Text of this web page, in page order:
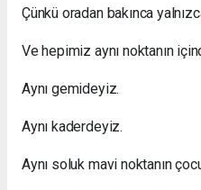
Çünkü oradan bakınca
Ve hepimiz aynı noktanın
Aynı gemideyiz.
Aynı kaderdeyiz.
Aynı soluk mavi noktanın